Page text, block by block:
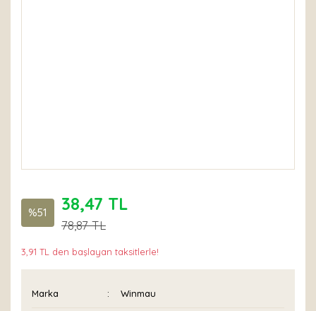
%51 38,47 TL
78,87 TL
3,91 TL den başlayan taksitlerle!
Marka Winmau